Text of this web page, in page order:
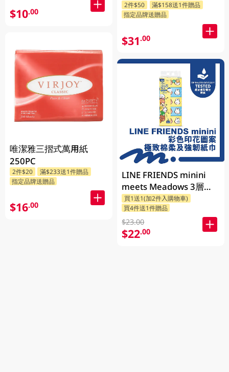
$10.00
唯潔雅三摺式萬用紙
250PC
2件$20
滿$233送1件贈品
指定品牌送贈品
$16.00
2件$50
滿$158送1件贈品
指定品牌送贈品
$31.00
LINE FRIENDS minini
meets Meadows 3層印
花細碼袋裝面紙 110張 x
5包 (包裝隨機發送)
買1送1(加2件入購物車)
買4件送1件贈品
$23.00
$22.00